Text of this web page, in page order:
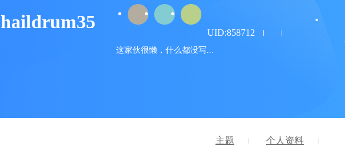
haildrum35 UID:858712
这家伙很懒，什么都没写...
主题 个人资料